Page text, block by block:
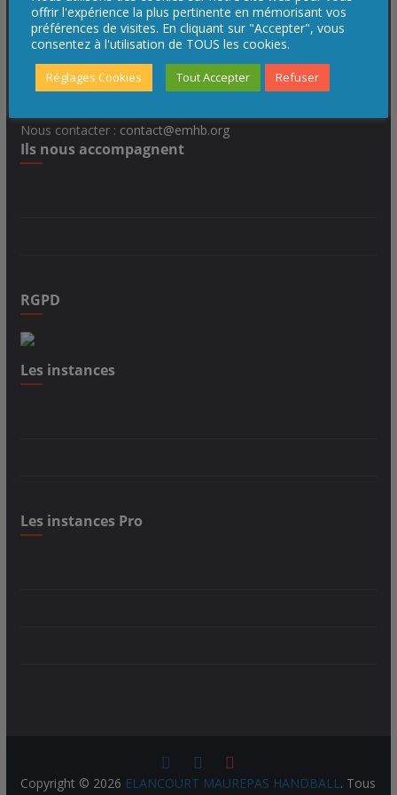
Elancourt Maurepas Handball
Maison des Sports Patrick Letoublon
3, allée Guy Boniface
Nous contacter : contact@emhb.org
Ils nous accompagnent
RGPD
Les instances
Les instances Pro
Copyright © 2026 ELANCOURT MAUREPAS HANDBALL . Tous
offrir l'expérience la plus pertinente en mémorisant vos
préférences de visites. En cliquant sur "Accepter", vous
consentez à l'utilisation de TOUS les cookies.
Réglages Cookies Tout Accepter Refuser